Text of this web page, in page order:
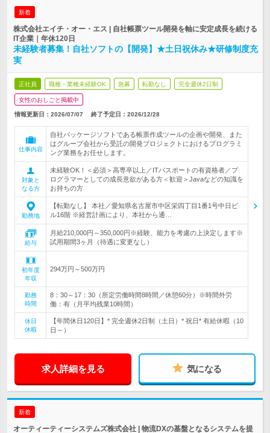
新着
株式会社エイチ・オー・エス | 自社帳票ツール開発を軸に安定成長を続ける
IT企業｜年休120日
未経験者募集！自社ソフトの【開発】★土日祝休み★研修制度充
実
正社員 職種・業種未経験OK 急募 転勤なし 完全週休2日制
女性のおしごと掲載中
情報更新日：2026/07/07 終了予定日： 2026/12/28
仕事内容
自社パッケージソフトである帳票作成ツールの企画や開発、また
はグループ会社から受託の開発プロジェクトにおけるプログラミ
ング業務をお任せします。
対象と
なる方
未経験OK！＜必須＞高専卒以上／ITパスポートの有資格者／プ
ログラマーとしての成長意欲がある方＜歓迎＞Javaなどの知識を
お持ちの方
勤務地
【転勤なし】 本社／愛知県名古屋市中区栄四丁目1番1号中日ビ
ル16階 ※経営計画により、本社から通…
給与
月給210,000円～350,000円※経験、能力を考慮の上決定します※
試用期間3ヶ月（待遇に変更なし）
初年度
年収
294万円～500万円
勤務
時間
8：30～17：30（所定労働時間8時間／休憩60分）※時間外労
働：有（月平均残業10時間）
休日
休暇
【年間休日120日】* 完全週休2日制（土日）* 祝日* 有給休暇（10
日～）
求人詳細を見る 気になる
新着
オーティーティーシステムズ株式会社 | 物流DXの基盤となるシステムを提